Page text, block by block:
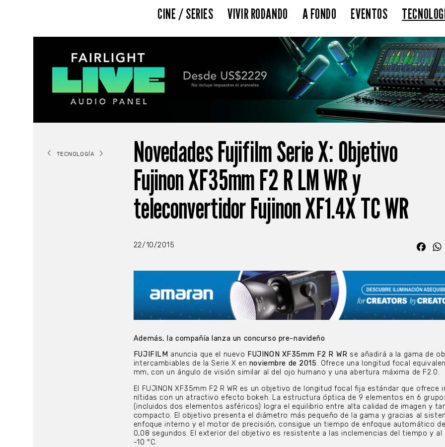
CINE / SERIES VIVIR RODANDO A FONDO EVENTOS
TECNOLOGÍA
Novedades Fujifilm Serie X: Objetivo
Fujinon XF35mm F2 R LM WR y
teleconvertidor Fujinon XF1.4X TC WR
22/10/2015
Además, la compañía lanza un concurso pre-navideño
FUJIFILM anuncia que el nuevo FUJINON XF35mm F2 R WR se añadirá a la gama de
intercambiables de la Serie X en noviembre de 2015. Ofrece una longitud focal
mm, con un ángulo de visión similar al del ojo humano y una abertura máxima de F2.0.
El FUJINON XF35mm F2 R WR es un objetivo de longitud focal fija estándar que ofrece
nítidas con un atractivo efecto bokeh. La estructura óptica de 9 elementos en 6
(incluidos dos elementos asféricos) logra el equilibrio entre alta calidad de imagen y
compacto. El objetivo presenta el diámetro más pequeño de la gama y gracias al
enfoque interno y el motor de precisión, consigue un tiempo de enfoque automático
0,08 segundos. El exterior del objetivo es resistente a las inclemencias del tiempo y al
-10 °C.